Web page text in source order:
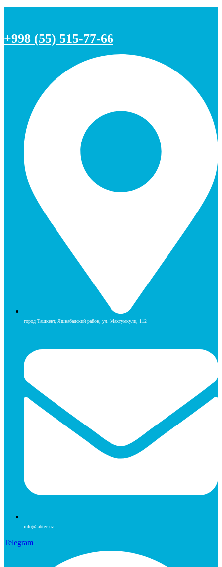
+998 (55) 515-77-66
город Ташкент, Яшнабадский район, ул. Махтумкули, 112
info@labtec.uz
Telegram